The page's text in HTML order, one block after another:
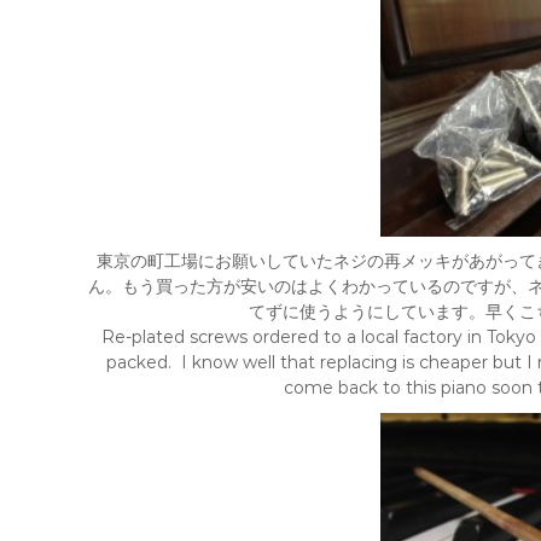
東京の町工場にお願いしていたネジの再メッキがあがっ
ん。もう買った方が安いのはよくわかっているのですが
てずに使うようにしています。早く
Re-plated screws ordered to a local factory in
packed. I know well that replacing is cheaper but
come back to this piano